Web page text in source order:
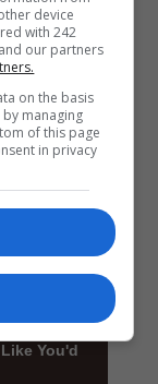
device
with 242
our partners
on the basis
managing
of this page
in privacy